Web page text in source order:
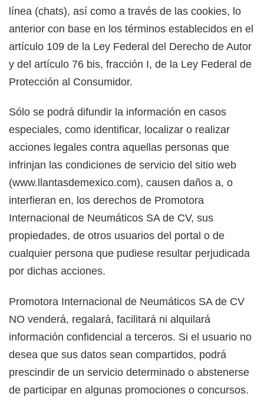
línea (chats), así como a través de las cookies, lo
anterior con base en los términos establecidos en el
artículo 109 de la Ley Federal del Derecho de Autor
y del artículo 76 bis, fracción I, de la Ley Federal de
Protección al Consumidor.
Sólo se podrá difundir la información en casos
especiales, como identificar, localizar o realizar
acciones legales contra aquellas personas que
infrinjan las condiciones de servicio del sitio web
(www.llantasdemexico.com), causen daños a, o
interfieran en, los derechos de Promotora
Internacional de Neumáticos SA de CV, sus
propiedades, de otros usuarios del portal o de
cualquier persona que pudiese resultar perjudicada
por dichas acciones.
Promotora Internacional de Neumáticos SA de CV
NO venderá, regalará, facilitará ni alquilará
información confidencial a terceros. Si el usuario no
desea que sus datos sean compartidos, podrá
prescindir de un servicio determinado o abstenerse
de participar en algunas promociones o concursos.